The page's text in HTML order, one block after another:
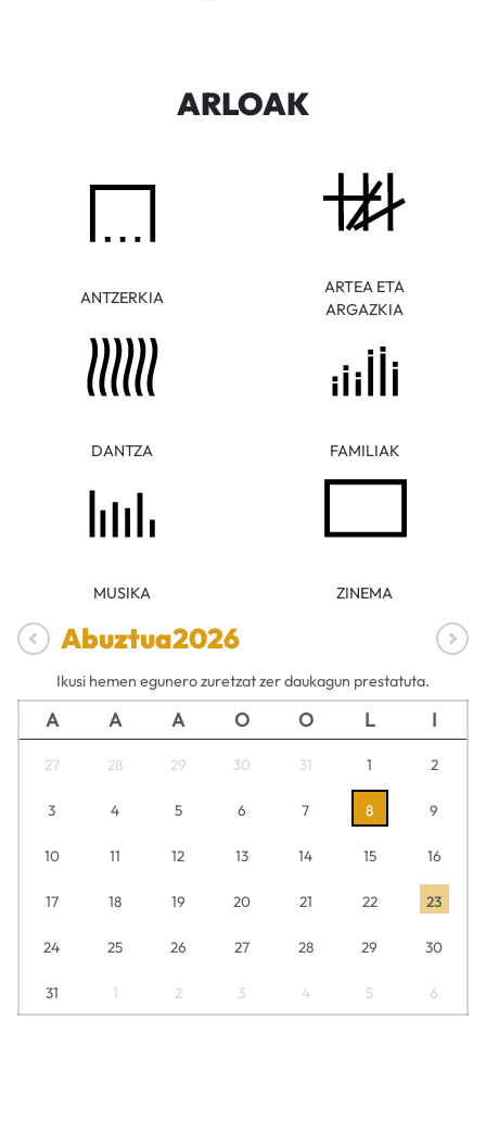
ARLOAK
ANTZERKIA
ARTEA ETA
ARGAZKIA
DANTZA FAMILIAK
MUSIKA ZINEMA
Abuztua2026
Ikusi hemen egunero zuretzat zer daukagun prestatuta.
A A A O O L I
27 28 29 30 31 1 2
3 4 5 6 7 8 9
10 11 12 13 14 15 16
17 18 19 20 21 22 23
24 25 26 27 28 29 30
31 1 2 3 4 5 6